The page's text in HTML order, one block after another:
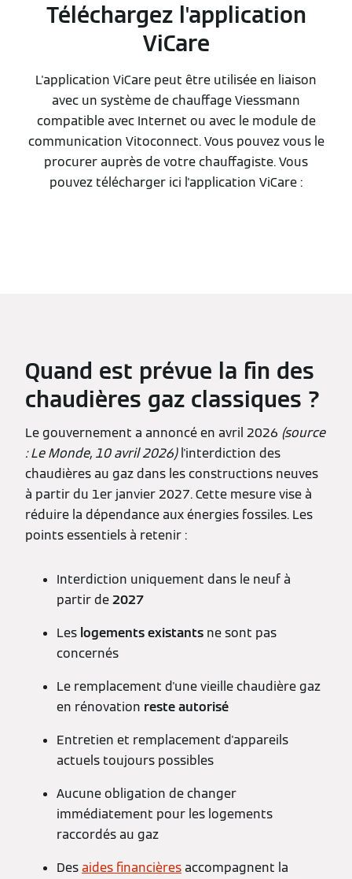
Téléchargez l'application
ViCare
L'application ViCare peut être utilisée en liaison
avec un système de chauffage Viessmann
compatible avec Internet ou avec le module de
communication Vitoconnect. Vous pouvez vous le
procurer auprès de votre chauffagiste. Vous
pouvez télécharger ici l'application ViCare :
Quand est prévue la fin des
chaudières gaz classiques ?
Le gouvernement a annoncé en avril 2026 (source
: Le Monde, 10 avril 2026)l'interdiction des
chaudières au gaz dans les constructions neuves
à partir du 1er janvier 2027. Cette mesure vise à
réduire la dépendance aux énergies fossiles. Les
points essentiels à retenir :
Interdiction uniquement dans le neuf à
partir de2027
Les logements existants ne sont pas
concernés
Le remplacement d'une vieille chaudière gaz
en rénovation reste autorisé
Entretien et remplacement d'appareils
actuels toujours possibles
Aucune obligation de changer
immédiatement pour les logements
raccordés au gaz
Desaides financièresaccompagnent la